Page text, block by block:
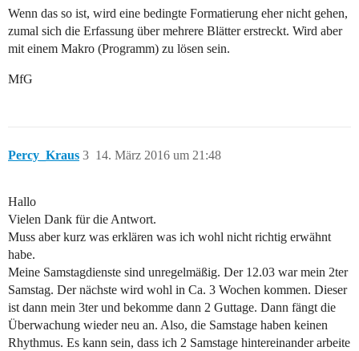
Wenn das so ist, wird eine bedingte Formatierung eher nicht gehen,
zumal sich die Erfassung über mehrere Blätter erstreckt. Wird aber
mit einem Makro (Programm) zu lösen sein.
MfG
Percy_Kraus 14. März 2016 um 21:48
3
Hallo
Vielen Dank für die Antwort.
Muss aber kurz was erklären was ich wohl nicht richtig erwähnt
habe.
Meine Samstagdienste sind unregelmäßig. Der 12.03 war mein 2ter
Samstag. Der nächste wird wohl in Ca. 3 Wochen kommen. Dieser
ist dann mein 3ter und bekomme dann 2 Guttage. Dann fängt die
Überwachung wieder neu an. Also, die Samstage haben keinen
Rhythmus. Es kann sein, dass ich 2 Samstage hintereinander arbeite